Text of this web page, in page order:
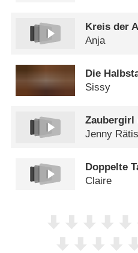
Kreis der
Anja
Die
Sissy
Zaubergirl
Jenny Rätis
Doppelte
Claire